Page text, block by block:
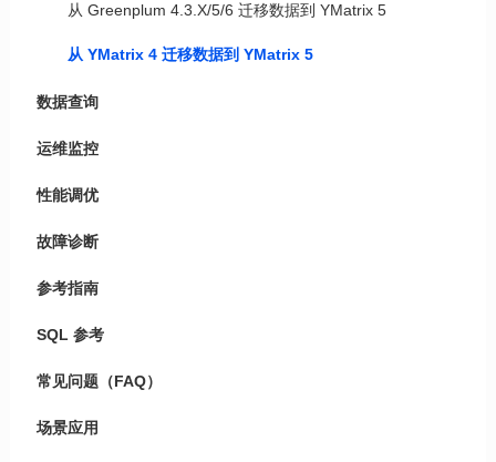
从 Greenplum 4.3.X/5/6 迁移数据到 YMatrix 5
从 YMatrix 4 迁移数据到 YMatrix 5
数据查询
运维监控
性能调优
故障诊断
参考指南
SQL 参考
常见问题（FAQ）
场景应用